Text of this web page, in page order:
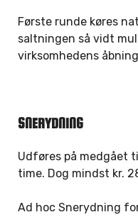
Første runde køres
saltningen så vidt
virksomhedens
SNERYDNING
Udføres på medgået
time. Dog mindst kr.
Ad hoc Snerydning